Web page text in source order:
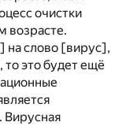
очистки
возрасте.
на слово [вирус],
это будет ещё
Вирусная